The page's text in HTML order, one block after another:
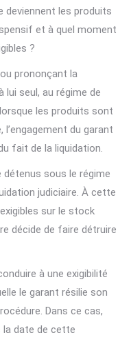
deviennent les produits
et à quel moment
?
prononçant la
lui seul, au régime de
les produits sont
du garant
fait de la liquidation.
sous le régime
judiciaire. À cette
sur le stock
décide de faire détruire
à une exigibilité
le garant résilie son
Dans ce cas,
la date de cette